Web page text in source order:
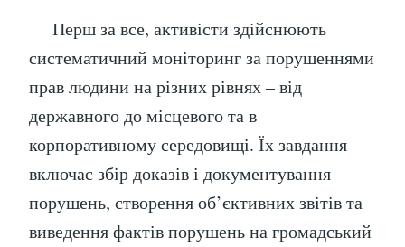
Перш за все, активісти здійснюють
систематичний моніторинг за порушеннями
прав людини на різних рівнях – від
державного до місцевого та в
корпоративному середовищі. Їх завдання
включає збір доказів і документування
порушень, створення об’єктивних звітів та
виведення фактів порушень на громадський